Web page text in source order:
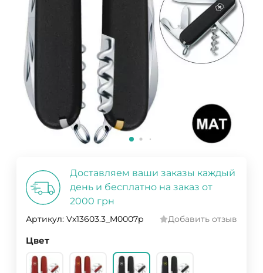
Доставляем ваши заказы каждый
день и бесплатно на заказ от
2000 грн
Артикул: Vx13603.3_M0007p Добавить отзыв
Цвет